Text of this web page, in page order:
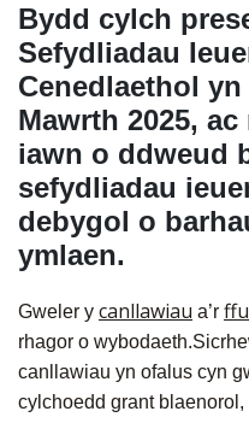
Bydd cylch
Sefydliadau
Cenedlaethol
Mawrth 2025,
iawn o ddweud
sefydliadau
debygol o
ymlaen.
Gweler y canllawiau a’r
rhagor o
canllawiau yn ofalus cyn
cylchoedd grant